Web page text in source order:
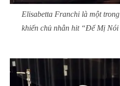
Elisabetta Franchi là một
khiến chủ nhân hit “Để Mị